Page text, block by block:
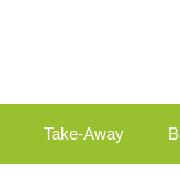
Take-Away